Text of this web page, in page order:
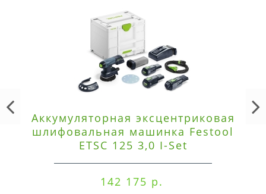
Аккумуляторная эксцентриковая
шлифовальная машинка Festool
ETSC 125 3,0 I-Set
142 175 р.